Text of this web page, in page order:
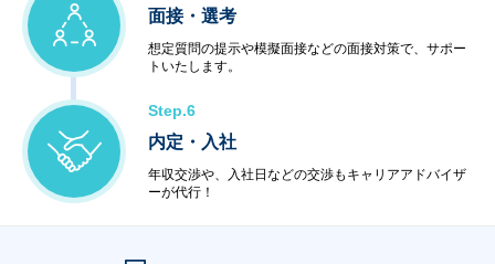
面接・選考
想定質問の提示や模擬面接などの面接対策で、サポー
トいたします。
Step.6
内定・入社
年収交渉や、入社日などの交渉もキャリアアドバイザ
ーが代行！